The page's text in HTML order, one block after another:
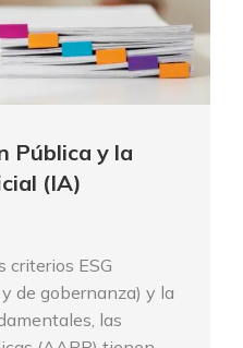
Pública y la
(IA)
criterios ESG
de gobernanza) y la
las